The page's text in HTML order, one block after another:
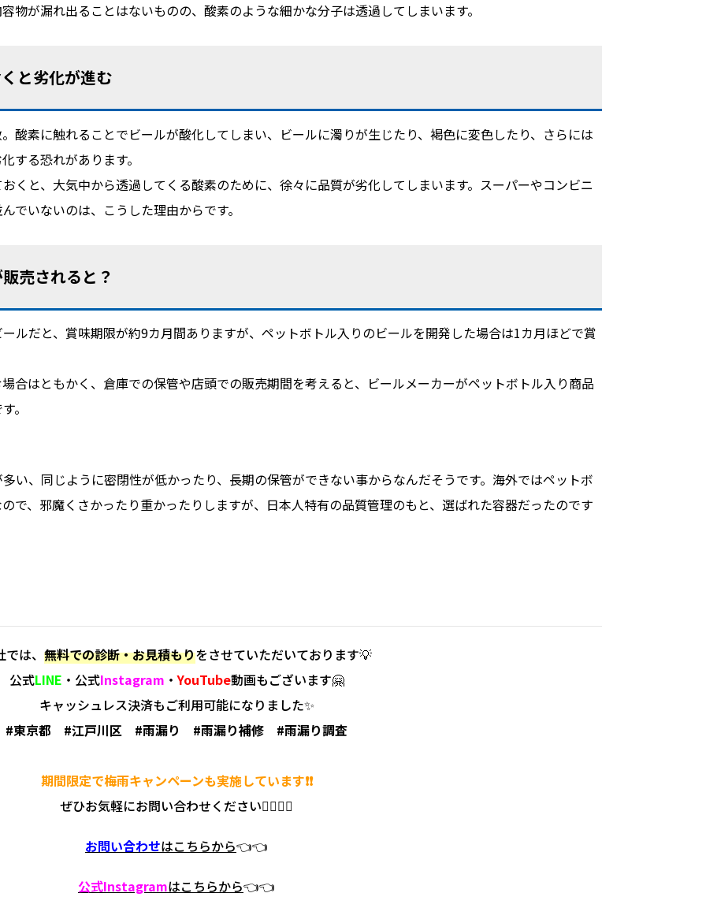
物が漏れ出ることはないものの、酸素のような細かな分子は透過してしまいます。
と劣化が進む
酸素に触れることでビールが酸化してしまい、ビールに濁りが生じたり、褐色に変色したり、さらには
する恐れがあります。
くと、大気中から透過してくる酸素のために、徐々に品質が劣化してしまいます。スーパーやコンビニ
でいないのは、こうした理由からです。
売されると？
ルだと、賞味期限が約9カ月間ありますが、ペットボトル入りのビールを開発した場合は1カ月ほどで賞
合はともかく、倉庫での保管や店頭での販売期間を考えると、ビールメーカーがペットボトル入り商品
。
い、同じように密閉性が低かったり、長期の保管ができない事からなんだそうです。海外ではペットボ
で、邪魔くさかったり重かったりしますが、日本人特有の品質管理のもと、選ばれた容器だったのです
は、 無料での診断・お見積もりをさせていただいております💡
公式LINE ・公式Instagram ・YouTube動画もございます🤗
キャッシュレス決済もご利用可能になりました✨
#東京都 #江戸川区 #雨漏り #雨漏り補修 #雨漏り調査
期間限定で梅雨キャンペーンも実施しています❗❗
ぜひお気軽にお問い合わせください💁‍♂️💁‍♂️
お問い合わせはこちらから👈👈
公式Instagramはこちらから👈👈